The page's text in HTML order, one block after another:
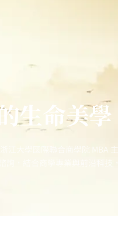
生命美學
江大學國際聯合商學院 MBA 主
，結合商學專業與前沿科技，